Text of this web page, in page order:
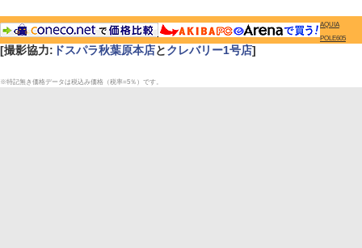
AQUIA
POLE605
[撮影協力: ドスパラ秋葉原本店とクレバリー1号店]
※特記無き価格データは税込み価格（税率=5％）です。